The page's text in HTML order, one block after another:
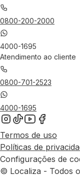
0800-200-2000
4000-1695
Atendimento ao cliente
0800-701-2523
4000-1695
Termos de uso
Políticas de
Configurações de
© Localiza - Todos